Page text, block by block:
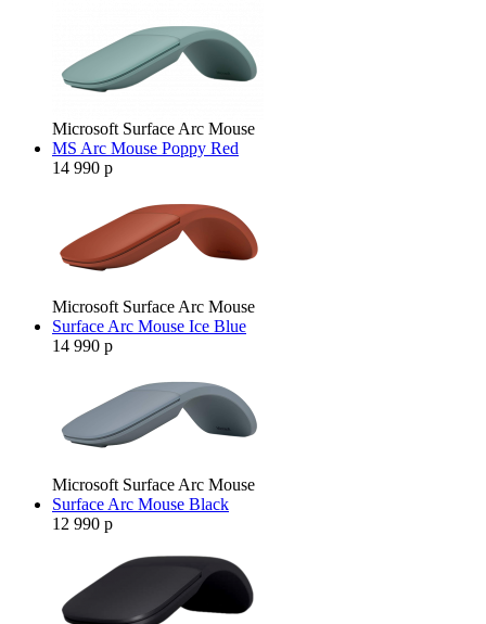
Microsoft Surface Arc Mouse
MS Arc Mouse Poppy Red
14 990 р
Microsoft Surface Arc Mouse
Surface Arc Mouse Ice Blue
14 990 р
Microsoft Surface Arc Mouse
Surface Arc Mouse Black
12 990 р